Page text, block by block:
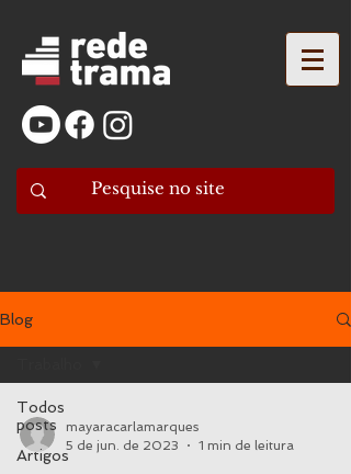
Blog
Todos
posts
Artigos
mayaracarlamarques
5 de jun. de 2023
1 min de leitura